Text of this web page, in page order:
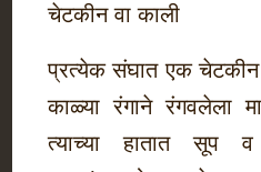
चेटकीन वा काली
प्रत्येक संघात एक
काळ्या रंगाने रंगवलेला
त्याच्या हातात सूप